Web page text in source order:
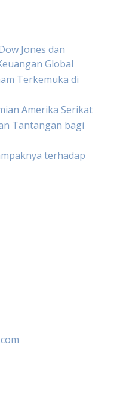
Jones dan
Global
Terkemuka di
Amerika Serikat
Tantangan bagi
terhadap